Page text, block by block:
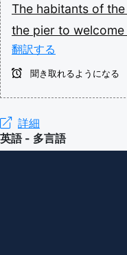
The habitants of the
the pier to welcome
翻訳する
聞き取れるようになる
詳細
英語 - 多言語